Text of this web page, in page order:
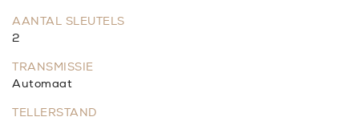
AANTAL SLEUTELS
2
TRANSMISSIE
Automaat
TELLERSTAND